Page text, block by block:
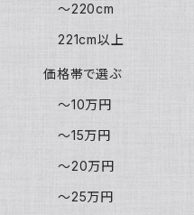
～220cm
221cm以上
価格帯で選ぶ
～10万円
～15万円
～20万円
～25万円